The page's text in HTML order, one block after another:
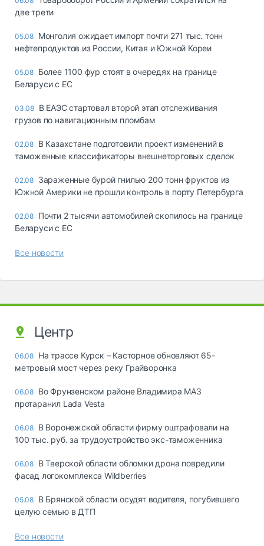
две трети
05.08 Монголия ожидает импорт почти 271 тыс. тонн
нефтепродуктов из России, Китая и Южной Кореи
05.08 Более 1100 фур стоят в очередях на границе
Беларуси с ЕС
03.08 В ЕАЭС стартовал второй этап отслеживания
грузов по навигационным пломбам
02.08 В Казахстане подготовили проект изменений в
таможенные классификаторы внешнеторговых сделок
02.08 Зараженные бурой гнилью 200 тонн фруктов из
Южной Америки не прошли контроль в порту Петербурга
02.08 Почти 2 тысячи автомобилей скопилось на границе
Беларуси с ЕС
Все новости
Центр
06.08 На трассе Курск – Касторное обновляют 65-
метровый мост через реку Грайворонка
06.08 Во Фрунзенском районе Владимира МАЗ
протаранил Lada Vesta
06.08 В Воронежской области фирму оштрафовали на
100 тыс. руб. за трудоустройство экс-таможенника
06.08 В Тверской области обломки дрона повредили
фасад логокомплекса Wildberries
05.08 В Брянской области осудят водителя, погубившего
целую семью в ДТП
Все новости